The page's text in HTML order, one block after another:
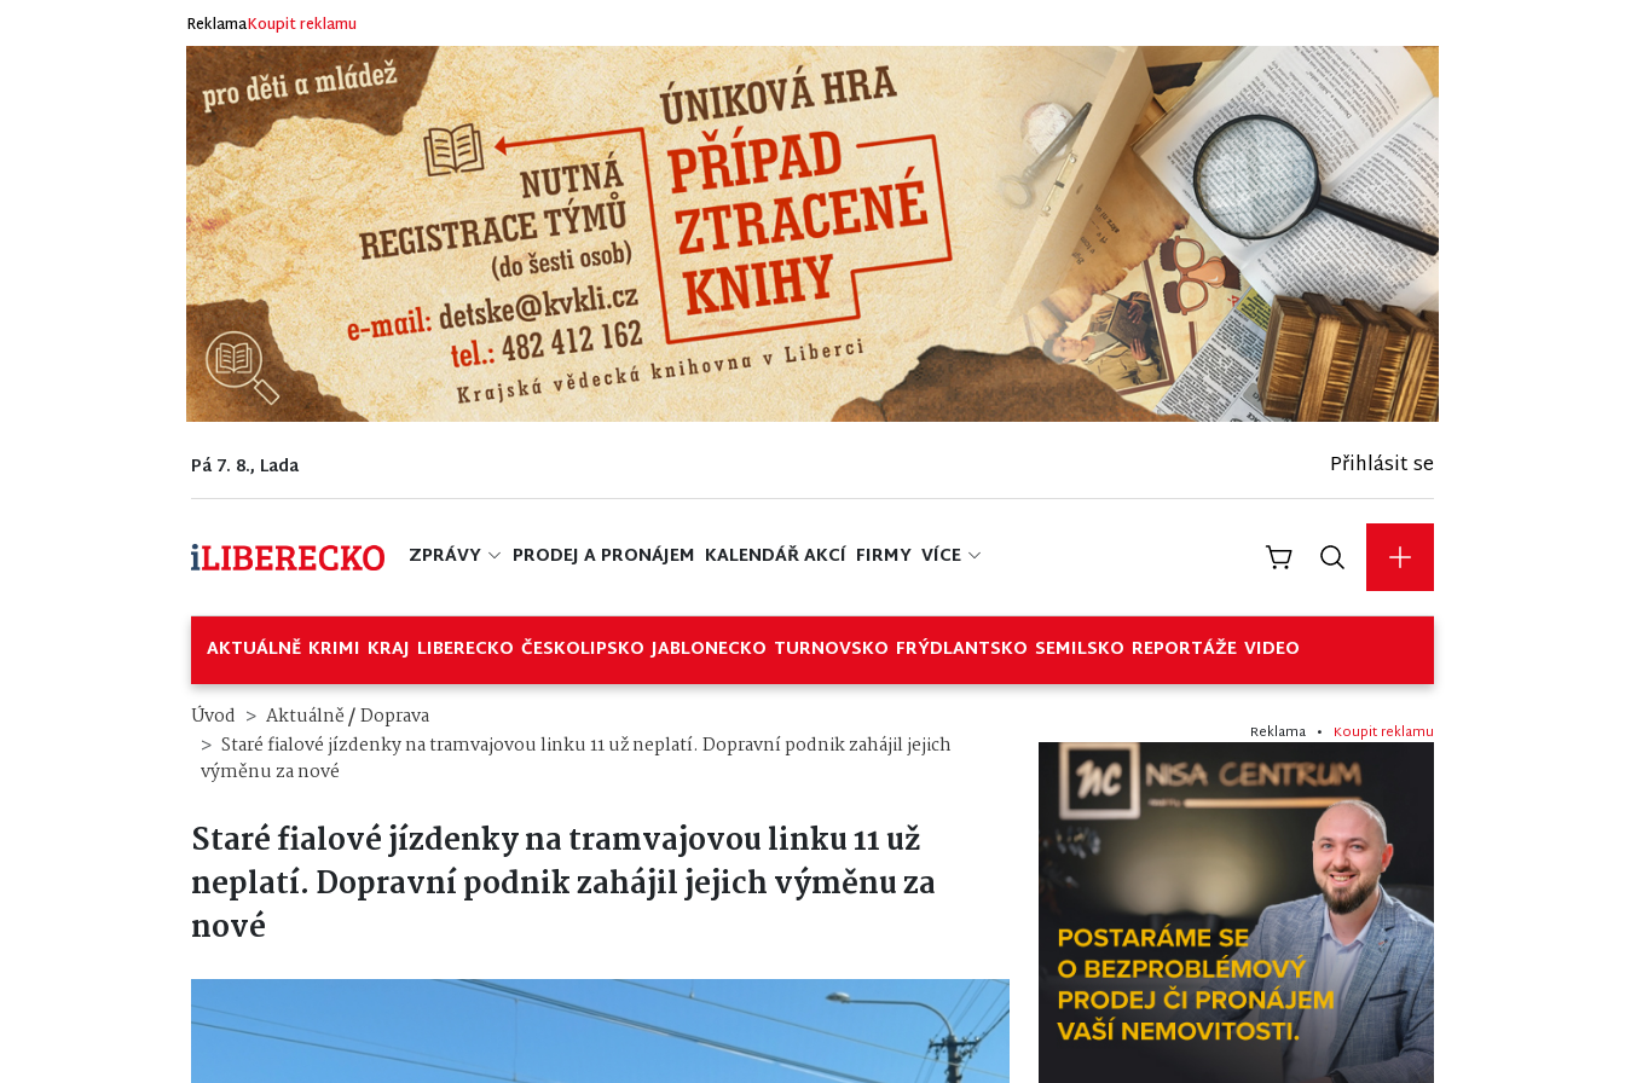
ReklamaKoupit reklamu
Pá 7. 8., Lada Přihlásit se
ZPRÁVY PRODEJ A PRONÁJEM KALENDÁŘ AKCÍ FIRMY VÍCE
AKTUÁLNĚ KRIMI KRAJ LIBERECKO ČESKOLIPSKO JABLONECKO TURNOVSKO FRÝDLANTSKO SEMILSKO REPORTÁŽE VIDEO
Úvod Aktuálně/Doprava
Staré fialové jízdenky na tramvajovou linku 11 už neplatí. Dopravní podnik zahájil jejich
výměnu za nové
Staré fialové jízdenky na tramvajovou linku 11 už
neplatí. Dopravní podnik zahájil jejich výměnu za
nové
Reklama • Koupit reklamu